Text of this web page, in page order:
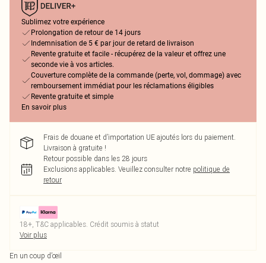
Sublimez votre expérience
Prolongation de retour de 14 jours
Indemnisation de 5 € par jour de retard de livraison
Revente gratuite et facile - récupérez de la valeur et offrez une
seconde vie à vos articles.
Couverture complète de la commande (perte, vol, dommage) avec
remboursement immédiat pour les réclamations éligibles
Revente gratuite et simple
En savoir plus
Frais de douane et d’importation UE ajoutés lors du paiement.
Livraison à gratuite !
Retour possible dans les 28 jours
Exclusions applicables. Veuillez consulter notre politique de
retour
18+, T&C applicables. Crédit soumis à statut
Voir plus
En un coup d’œil